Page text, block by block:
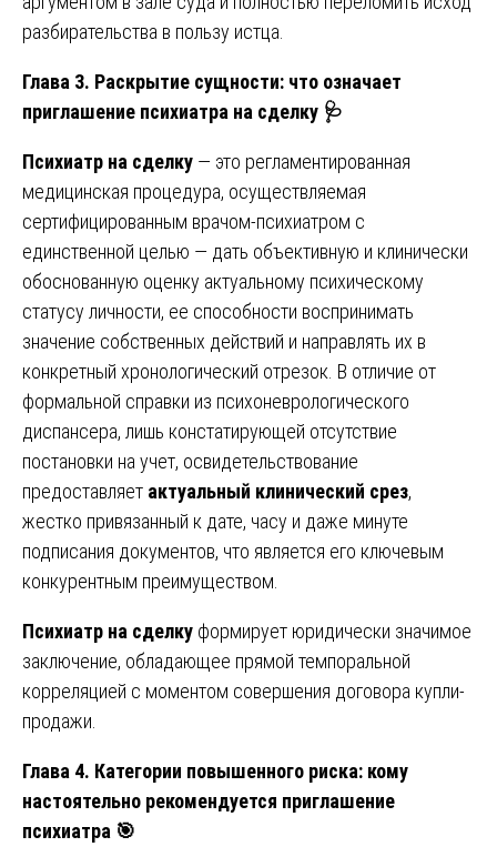
разбирательства в пользу истца.
Глава 3. Раскрытие сущности: что означает
приглашение психиатра на сделку 🩺
Психиатр на сделку — это регламентированная
медицинская процедура, осуществляемая
сертифицированным врачом-психиатром с
единственной целью — дать объективную и клинически
обоснованную оценку актуальному психическому
статусу личности, ее способности воспринимать
значение собственных действий и направлять их в
конкретный хронологический отрезок. В отличие от
формальной справки из психоневрологического
диспансера, лишь констатирующей отсутствие
постановки на учет, освидетельствование
предоставляет актуальный клинический срез,
жестко привязанный к дате, часу и даже минуте
подписания документов, что является его ключевым
конкурентным преимуществом.
Психиатр на сделку формирует юридически значимое
заключение, обладающее прямой темпоральной
корреляцией с моментом совершения договора купли-
продажи.
Глава 4. Категории повышенного риска: кому
настоятельно рекомендуется приглашение
психиатра 🎯